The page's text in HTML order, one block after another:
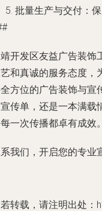
批量生产与交付 ：
开发区友益广告装饰
和真诚的服务态度，
方位的广告装饰与宣
传单，还是一本满载
一次传播都卓有成效。
我们 ，开启您的专业
转载，请注明出处：